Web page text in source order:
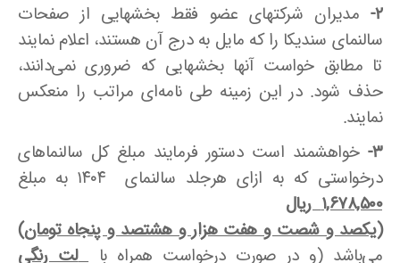
2- مدیران شرکتهای عضو فقط بخشهایی از صفحات
سالنمای سندیکا را که مایل به درج آن هستند، اعلام نمایند
تا مطابق خواست آنها بخشهایی که ضروری نمی‌دانند،
حذف شود. در این زمینه طی نامه‌ای مراتب را منعکس
نمایند.
3- خواهشمند است دستور فرمایند مبلغ کل سالنماهای
درخواستی که به ازای هرجلد سالنمای ۱۴۰۴ به مبلغ
۱,۶۷۸,۵۰۰ ریال
(یکصد و شصت و هفت هزار و هشتصد و پنجاه تومان)
می‌باشد (و در صورت درخواست همراه با
لت رنگی